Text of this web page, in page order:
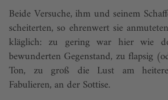
Beide Versuche, ihm und seinem
scheiterten, so ehrenwert sie
kläglich: zu gering war hier wie
bewunderten Gegenstand, zu flapsig
Ton, zu groß die Lust am
Fabulieren, an der Sottise.